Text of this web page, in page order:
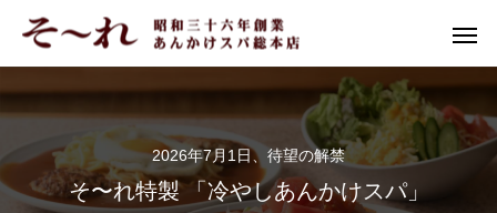
2026年7月1日、待望の解禁
そ〜れ特製 「冷やしあんかけスパ」